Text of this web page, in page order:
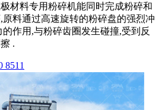
材料专用粉碎机能同时完成粉碎和
料通过高速旋转的粉碎盘的强烈冲
作用,与粉碎齿圈发生碰撞,受到反
.
8511